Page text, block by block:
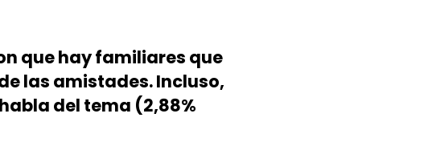
que hay familiares que
las amistades. Incluso,
del tema (2,88%